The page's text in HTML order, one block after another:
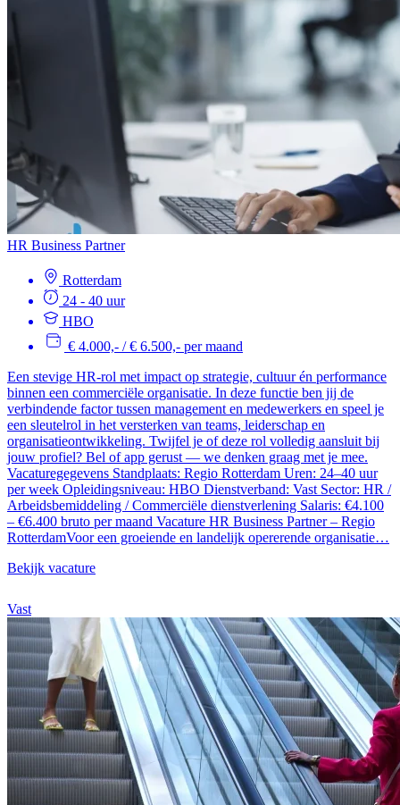
HR Business Partner
Rotterdam
24 - 40 uur
HBO
€ 4.000,- / € 6.500,- per maand
Een stevige HR-rol met impact op strategie, cultuur én performance
binnen een commerciële organisatie. In deze functie ben jij de
verbindende factor tussen management en medewerkers en speel je
een sleutelrol in het versterken van teams, leiderschap en
organisatieontwikkeling. Twijfel je of deze rol volledig aansluit bij
jouw profiel? Bel of app gerust — we denken graag met je mee.
Vacaturegegevens Standplaats: Regio Rotterdam Uren: 24–40 uur
per week Opleidingsniveau: HBO Dienstverband: Vast Sector: HR /
Arbeidsbemiddeling / Commerciële dienstverlening Salaris: €4.100
– €6.400 bruto per maand Vacature HR Business Partner – Regio
RotterdamVoor een groeiende en landelijk opererende organisatie…
Bekijk vacature
Vast